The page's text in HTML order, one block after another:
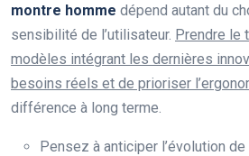
montre homme dépend autant du
sensibilité de l’utilisateur. Prendre le
modèles intégrant les dernières
besoins réels et de prioriser
différence à long terme.
Pensez à anticiper l’évolution